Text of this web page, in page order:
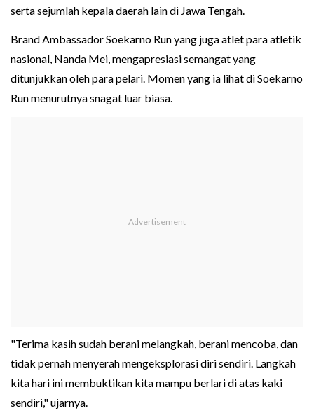
serta sejumlah kepala daerah lain di Jawa Tengah.
Brand Ambassador Soekarno Run yang juga atlet para atletik
nasional, Nanda Mei, mengapresiasi semangat yang
ditunjukkan oleh para pelari. Momen yang ia lihat di Soekarno
Run menurutnya snagat luar biasa.
"Terima kasih sudah berani melangkah, berani mencoba, dan
tidak pernah menyerah mengeksplorasi diri sendiri. Langkah
kita hari ini membuktikan kita mampu berlari di atas kaki
sendiri," ujarnya.